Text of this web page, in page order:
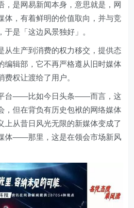
，是网易新闻本身，意思就是，网
体，有着鲜明的价值取向，并与竞
是「这边风景独好」。
从生产到消费的权力移交，提供态
编辑部，它不再严格遵从旧时媒体
费权让渡给了用户。
台——比如今日头条——而言，这
，但在背负有历史包袱的网络媒体
从昔日风光无限的新媒体变成了
体——那里，这是在领会市场新风